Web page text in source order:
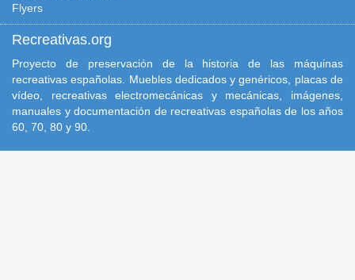
Flyers
Recreativas.org
Proyecto de preservación de la historia de las máquinas
recreativas españolas. Muebles dedicados y genéricos, placas de
vídeo, recreativas electromecánicas y mecánicas, imágenes,
manuales y documentación de recreativas españolas de los años
60, 70, 80 y 90.